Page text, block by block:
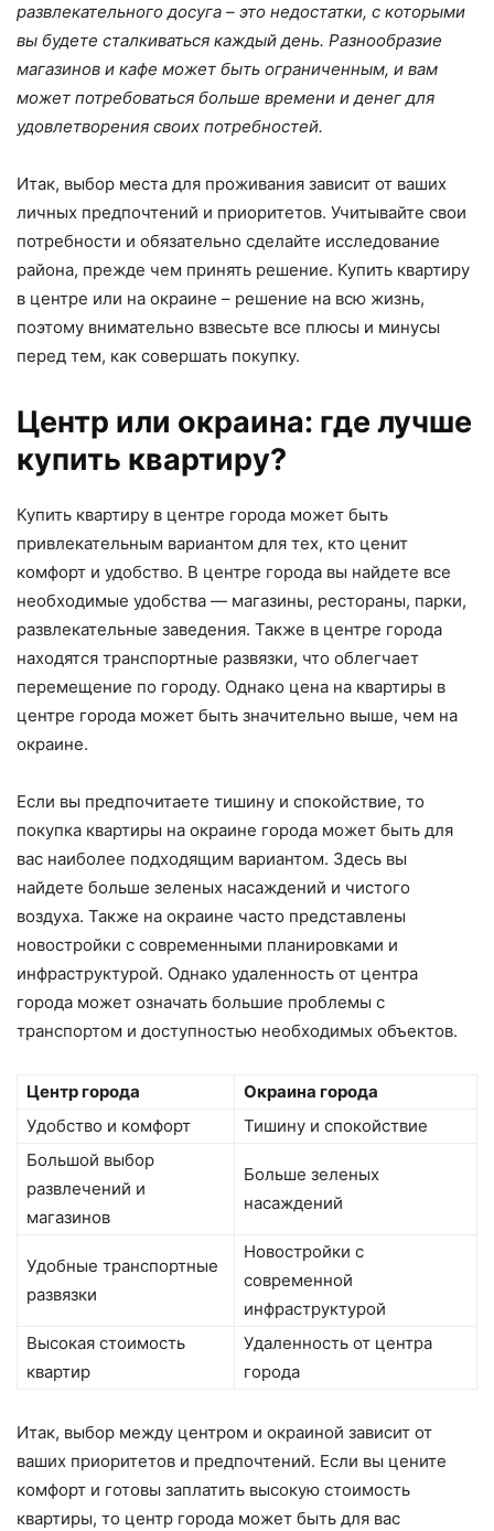
развлекательного досуга – это недостатки, с которыми
вы будете сталкиваться каждый день. Разнообразие
магазинов и кафе может быть ограниченным, и вам
может потребоваться больше времени и денег для
удовлетворения своих потребностей.
Итак, выбор места для проживания зависит от ваших
личных предпочтений и приоритетов. Учитывайте свои
потребности и обязательно сделайте исследование
района, прежде чем принять решение. Купить квартиру
в центре или на окраине – решение на всю жизнь,
поэтому внимательно взвесьте все плюсы и минусы
перед тем, как совершать покупку.
Центр или окраина: где лучше
купить квартиру?
Купить квартиру в центре города может быть
привлекательным вариантом для тех, кто ценит
комфорт и удобство. В центре города вы найдете все
необходимые удобства — магазины, рестораны, парки,
развлекательные заведения. Также в центре города
находятся транспортные развязки, что облегчает
перемещение по городу. Однако цена на квартиры в
центре города может быть значительно выше, чем на
окраине.
Если вы предпочитаете тишину и спокойствие, то
покупка квартиры на окраине города может быть для
вас наиболее подходящим вариантом. Здесь вы
найдете больше зеленых насаждений и чистого
воздуха. Также на окраине часто представлены
новостройки с современными планировками и
инфраструктурой. Однако удаленность от центра
города может означать большие проблемы с
транспортом и доступностью необходимых объектов.
Центр города
Окраина города
Удобство и комфорт
Тишину и спокойствие
Большой выбор
развлечений и
магазинов
Больше зеленых
насаждений
Удобные транспортные
развязки
Новостройки с
современной
инфраструктурой
Высокая стоимость
квартир
Удаленность от центра
города
Итак, выбор между центром и окраиной зависит от
ваших приоритетов и предпочтений. Если вы цените
комфорт и готовы заплатить высокую стоимость
квартиры, то центр города может быть для вас